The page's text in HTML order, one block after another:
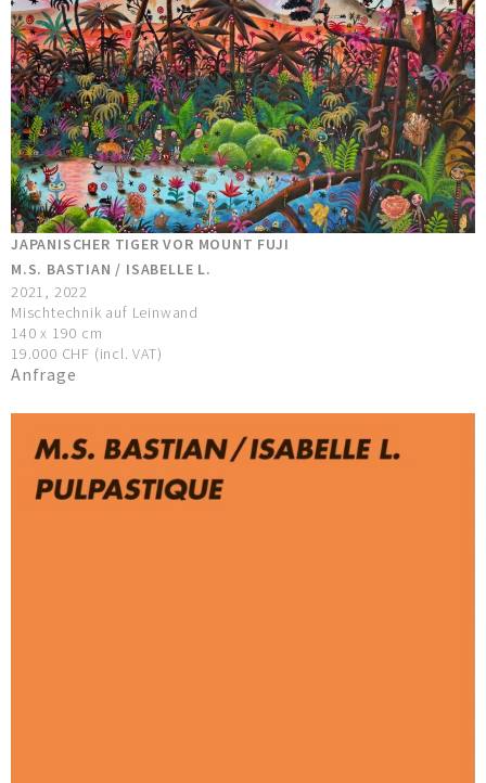
JAPANISCHER TIGER VOR MOUNT FUJI
M.S. BASTIAN / ISABELLE L.
2021, 2022
Mischtechnik auf Leinwand
140 x 190 cm
19.000 CHF (incl. VAT)
Anfrage